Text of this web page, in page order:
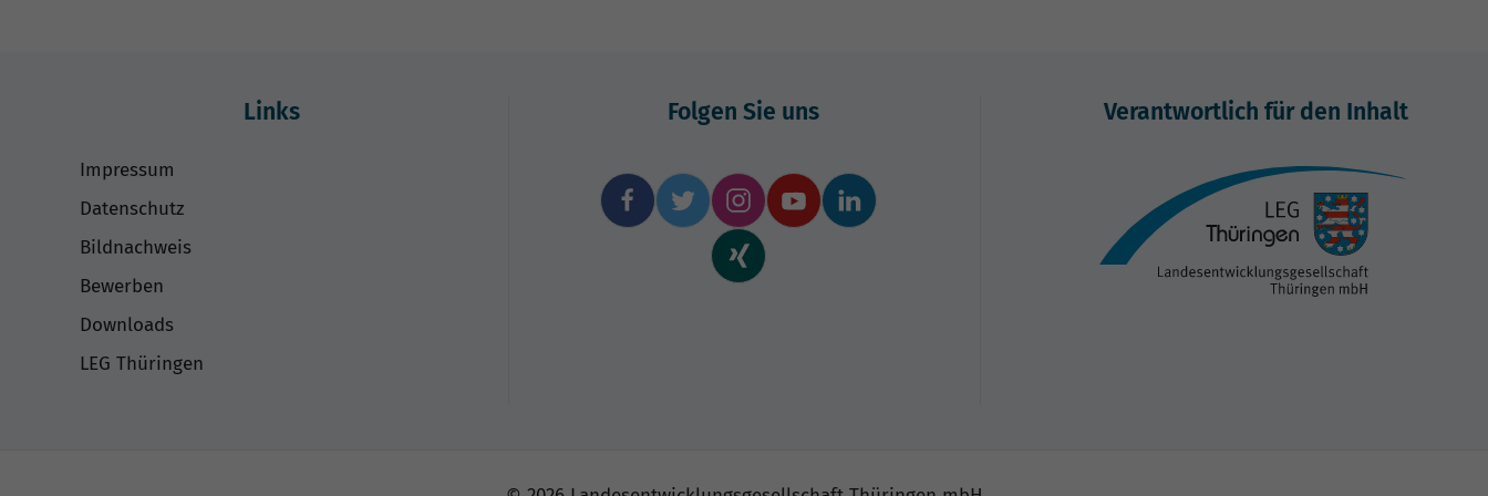
Links
Impressum
Datenschutz
Bildnachweis
Bewerben
Downloads
LEG Thüringen
Folgen Sie uns Verantwortlich für den Inhalt